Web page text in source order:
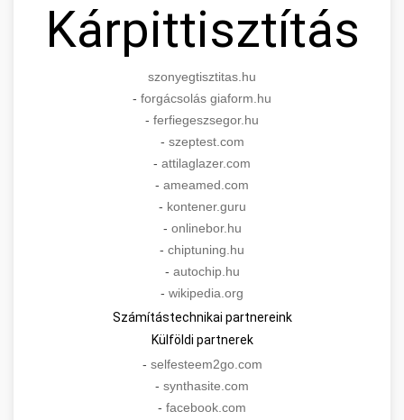
Kárpittisztítás
szonyegtisztitas.hu
- forgácsolás giaform.hu
- ferfiegeszsegor.hu
- szeptest.com
- attilaglazer.com
- ameamed.com
- kontener.guru
- onlinebor.hu
- chiptuning.hu
- autochip.hu
- wikipedia.org
Számítástechnikai partnereink
Külföldi partnerek
- selfesteem2go.com
- synthasite.com
- facebook.com